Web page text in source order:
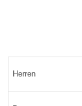
Herren